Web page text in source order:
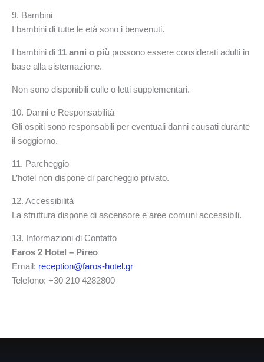
9. Bambini
I bambini di tutte le età sono i benvenuti.
I bambini di 11 anni o più possono essere considerati adulti in
base alla sistemazione.
Non sono disponibili culle o letti supplementari.
10. Danni e Responsabilità
Gli ospiti sono responsabili per eventuali danni causati durante
il soggiorno.
11. Parcheggio
L’hotel non dispone di parcheggio privato.
12. Accessibilità
La struttura dispone di ascensore e aree comuni accessibili.
13. Informazioni di Contatto
Faros 2 Hotel – Pireo
Email: reception@faros-hotel.gr
Telefono: +30 210 4282800